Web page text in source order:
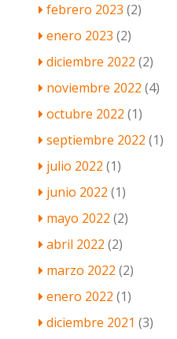
febrero 2023 (2)
enero 2023 (2)
diciembre 2022 (2)
noviembre 2022 (4)
octubre 2022 (1)
septiembre 2022 (1)
julio 2022 (1)
junio 2022 (1)
mayo 2022 (2)
abril 2022 (2)
marzo 2022 (2)
enero 2022 (1)
diciembre 2021 (3)